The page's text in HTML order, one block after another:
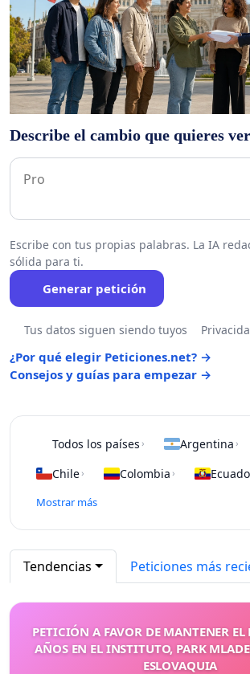
Describe el cambio que quieres ver
Escribe con tus propias palabras. La IA
sólida para ti.
Generar petición
Tus datos siguen siendo tuyos
¿Por qué elegir Peticiones.net? →
Consejos y guías para empezar →
Todos los países › Argentina ›
Chile› Colombia ›
Mostrar más
Tendencias Peticiones más
PETICIÓN A FAVOR DE MANTENER EL
AÑOS EN EL INSTITUTO, PARK
ESLOVAQUIA